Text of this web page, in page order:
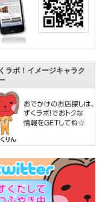
ラボ！イメージキャラク